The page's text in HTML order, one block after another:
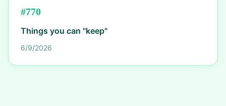
#770
Things you can "keep"
6/9/2026